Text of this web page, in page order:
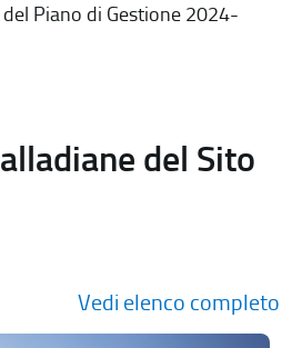
Piano di Gestione 2024-
del Sito
Vedi elenco completo